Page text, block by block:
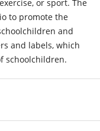
or sport. The
to promote the
and
and labels, which
schoolchildren.